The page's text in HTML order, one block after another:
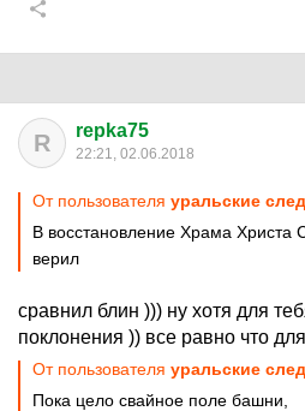
R repka75
22:21, 02.06.2018
От пользователя уральские
В восстановление Храма Христа
верил
сравнил блин ))) ну хотя для
поклонения )) все равно что
От пользователя уральские
Пока цело свайное поле башни,